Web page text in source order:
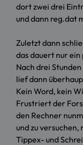
dort zwei drei
und dann reg.dat
Zuletzt dann
das dauert nur
Nach drei
lief dann
Kein Word, kein
Frustriert der
den Rechner
und zu
Tippex- und